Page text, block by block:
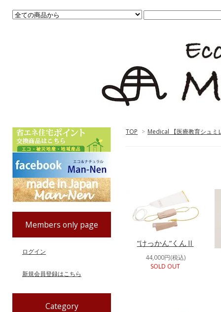
TOP > Medical 【医療教育シュミ
“けっかん”くんⅡ
44,000円(税込)
SOLD OUT
Members only page
ログイン
新規会員登録はこちら
Category